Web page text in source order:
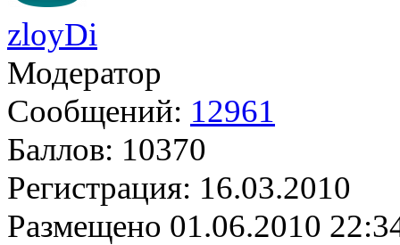
zloyDi
Модератор
Сообщений: 12961
Баллов: 10370
Регистрация: 16.03.2010
Размещено 01.06.2010